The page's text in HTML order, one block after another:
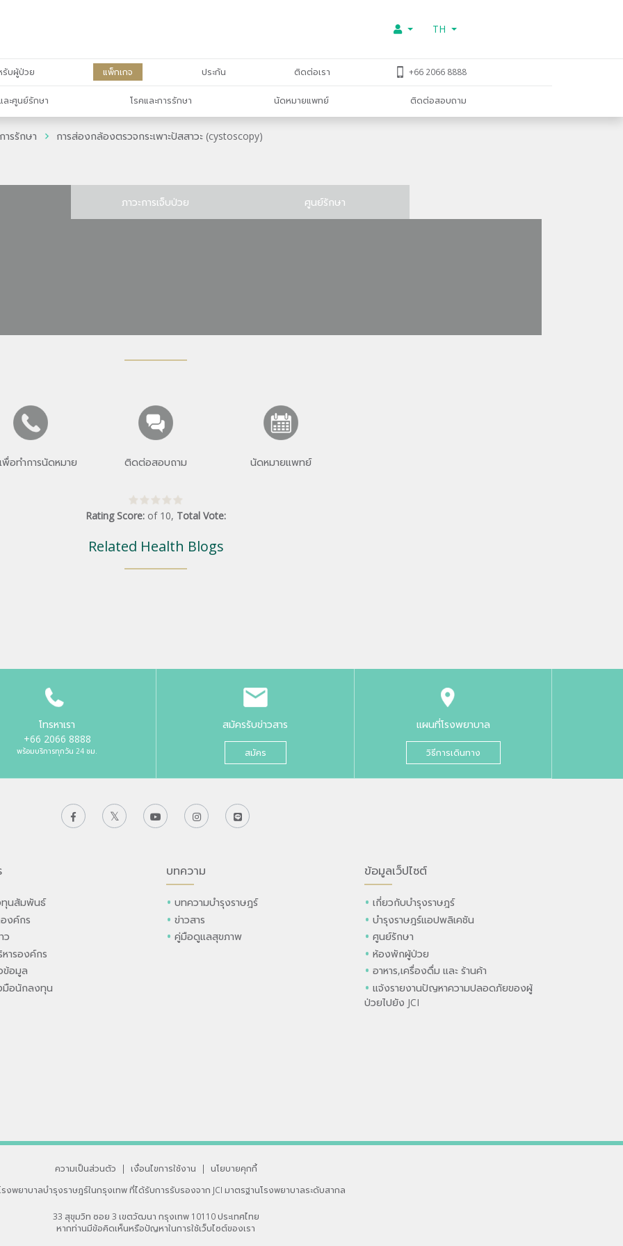
TH
รับผู้ป่วย แพ็กเกจ ประกัน ติดต่อเรา +66 2066 8888
ะศูนย์รักษา โรคและการรักษา นัดหมายแพทย์ ติดต่อสอบถาม
ารรักษา การส่องกล้องตรวจกระเพาะปัสสาวะ (cystoscopy)
ภาวะการเจ็บป่วย ศูนย์รักษา
พื่อทำการนัดหมาย ติดต่อสอบถาม นัดหมายแพทย์
Rating Score: of 10, Total Vote:
Related Health Blogs
โทรหาเรา
+66 2066 8888
พร้อมบริการทุกวัน 24 ชม.
สมัครรับข่าวสาร
สมัคร
แผนที่โรงพยาบาล
วิธีการเดินทาง
นสัมพันธ์
งค์กร
ว
หารองค์กร
ข้อมูล
มือนักลงทุน
บทความ
บทความบำรุงราษฎร์
ข่าวสาร
คู่มือดูแลสุขภาพ
ข้อมูลเว็ปไซต์
เกี่ยวกับบำรุงราษฎร์
บำรุงราษฎร์แอปพลิเคชัน
ศูนย์รักษา
ห้องพักผู้ป่วย
อาหาร,เครื่องดื่ม และ ร้านค้า
แจ้งรายงานปัญหาความปลอดภัยของผู้
ป่วยไปยัง JCI
ความเป็นส่วนตัว | เงื่อนไขการใช้งาน |
นโยบายคุกกี้
งพยาบาลบำรุงราษฎร์ในกรุงเทพที่ได้รับการรับรองจาก JCI มาตรฐานโรงพยาบาลระดับสากล
33 สุขุมวิท ซอย 3 เขตวัฒนา กรุงเทพ 10110 ประเทศไทย
หากท่านมีข้อคิดเห็นหรือปัญหาในการใช้เว็บไซต์ของเรา